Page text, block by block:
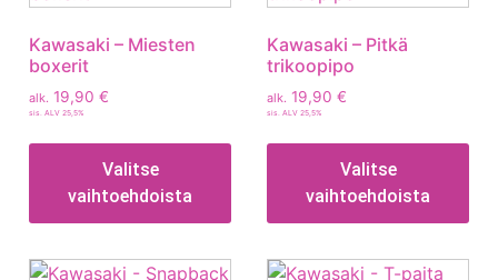
Kawasaki – Miesten
boxerit
alk. 19,90 €
sis. ALV 25,5%
Valitse
vaihtoehdoista
Kawasaki – Pitkä
trikoopipo
alk. 19,90 €
sis. ALV 25,5%
Valitse
vaihtoehdoista